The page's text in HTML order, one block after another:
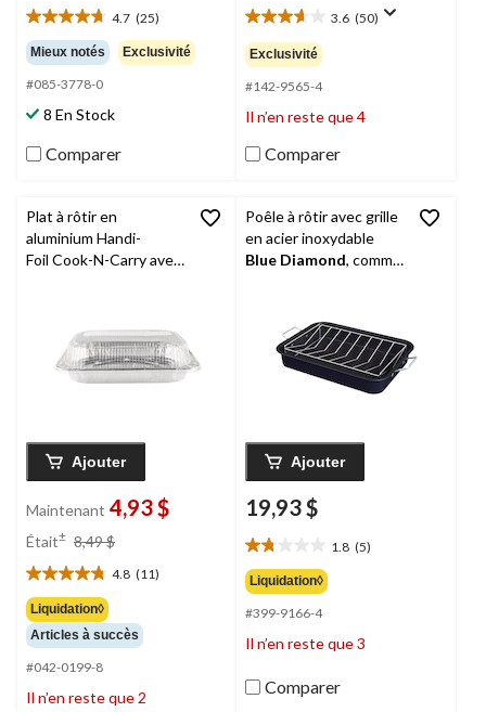
4.7 (25)
4.7
étoile(s)
sur
5.
25
Mieux notés Exclusivité
#085-3778-0
8 En Stock
Comparer
3.6 (50)
3.6
étoile(s)
sur
5.
50
évaluations
Exclusivité
#142-9565-4
Il n’en reste que 4
Comparer
Plat à rôtir en
aluminium Handi-
Foil Cook-N-Carry avec
Ajouter
Maintenant 4,93 $
Était± 8,49 $
8,49 $
4.8 (11)
4.8
étoile(s)
sur
5.
11
Liquidation◊
Articles à succès
#042-0199-8
Il n’en reste que 2
Poêle à rôtir avec grille
en acier inoxydable
Blue Diamond, comme
Ajouter
19,93 $
1.8 (5)
1.8
étoile(s)
sur
5.
5
Liquidation◊
#399-9166-4
Il n’en reste que 3
Comparer